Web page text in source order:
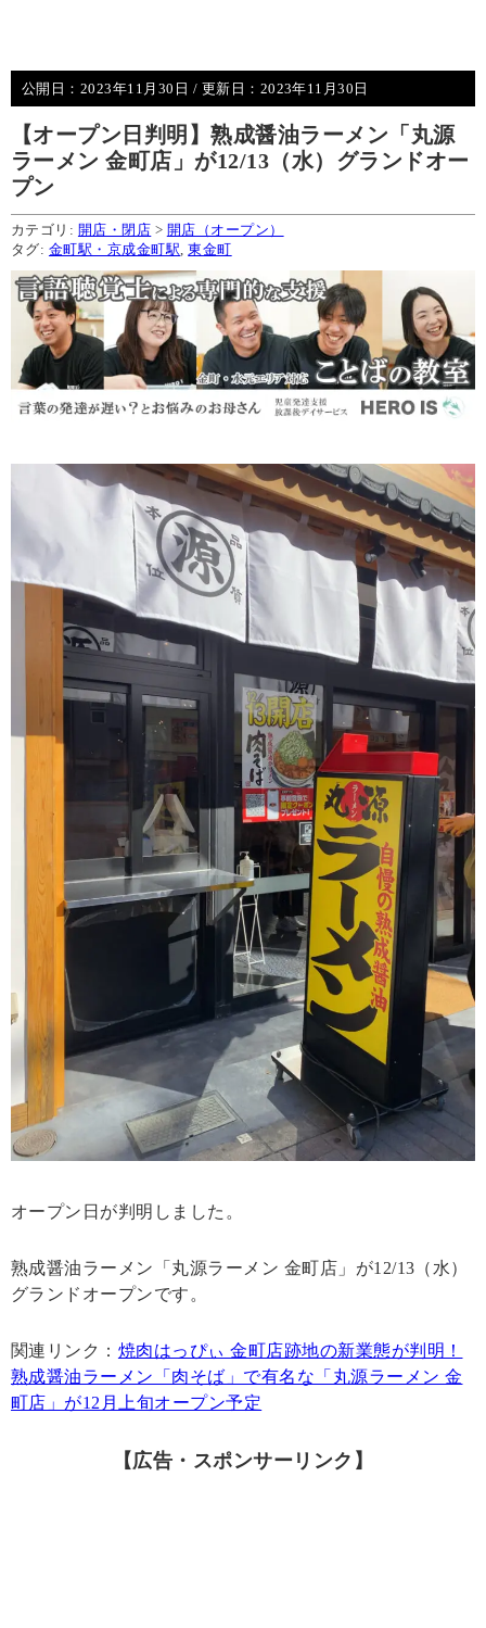
公開日： 2023年11月30日 / 更新日： 2023年11月30日
【オープン日判明】熟成醤油ラーメン「丸源
ラーメン 金町店」が12/13（水）グランドオー
プン
カテゴリ: 開店・閉店 > 開店（オープン）
タグ: 金町駅・京成金町駅 ,東金町
オープン日が判明しました。
熟成醤油ラーメン「丸源ラーメン 金町店」が12/13（水）
グランドオープンです。
関連リンク： 焼肉はっぴぃ 金町店跡地の新業態が判明！
熟成醤油ラーメン「肉そば」で有名な「丸源ラーメン 金
町店」が12月上旬オープン予定
【広告・スポンサーリンク】